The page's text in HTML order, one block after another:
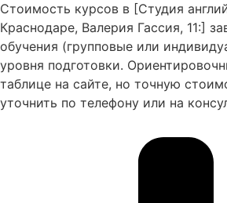
Стоимость курсов в [Студия
Краснодаре, Валерия Гассия, 11:]
обучения (групповые или
уровня подготовки.
таблице на сайте, но точную
уточнить по телефону или на